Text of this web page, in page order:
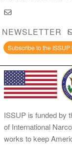
NEWSLETTER
Subscribe to the
ISSUP is funded by
of International
works to keep